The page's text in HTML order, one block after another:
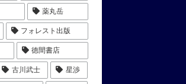
薬丸岳
フォレスト出版
徳間書店
古川武士 星渉